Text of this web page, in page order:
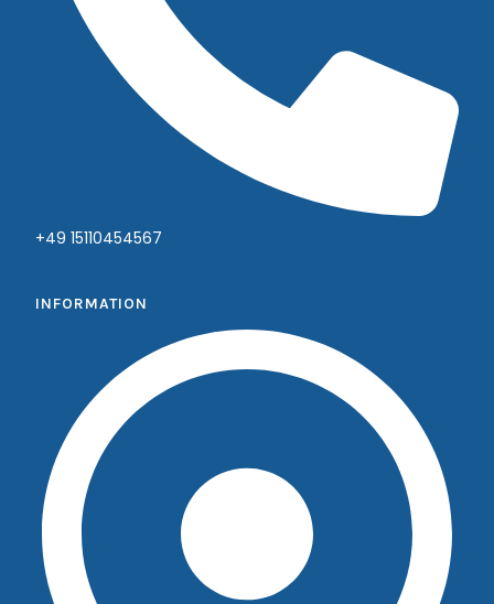
+49 15110454567
INFORMATION